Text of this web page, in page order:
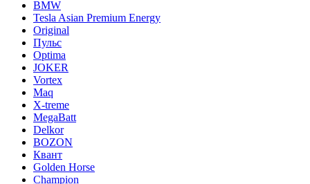
BMW
Tesla Asian Premium Energy
Original
Пульс
Optima
JOKER
Vortex
Maq
X-treme
MegaBatt
Delkor
BOZON
Квант
Golden Horse
Champion